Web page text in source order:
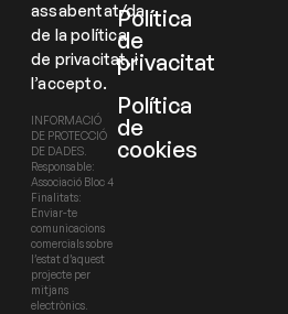
assabentat/da
de la política
de privacitat, i
l’accepto.
INFORMACIÓ
DE PROTECCIÓ
DE DADES.
Responsable:
Associació Bloc 4
Finalitats:
Enviar-te
comunicacions
comercials sobre
l’estat d’aquest
projecte per
mitjans
electrònics.
Política
de
privacitat
Política
de
cookies